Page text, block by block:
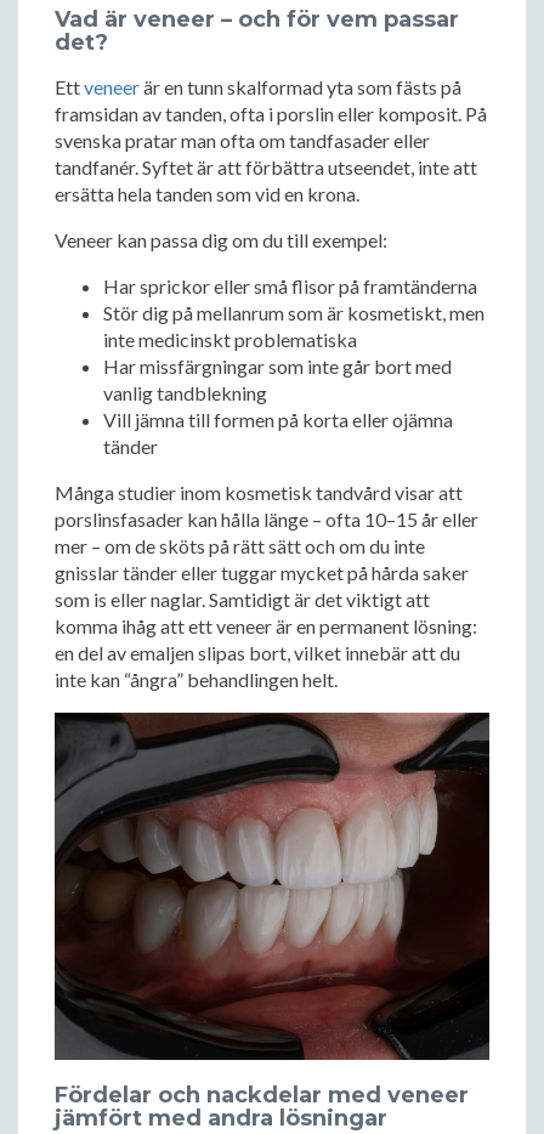
Vad är veneer – och för vem passar
det?
Ettveneerär en tunn skalformad yta som fästs på
framsidan av tanden, ofta i porslin eller komposit. På
svenska pratar man ofta om tandfasader eller
tandfanér. Syftet är att förbättra utseendet, inte att
ersätta hela tanden som vid en krona.
Veneer kan passa dig om du till exempel:
Har sprickor eller små flisor på framtänderna
Stör dig på mellanrum som är kosmetiskt, men
inte medicinskt problematiska
Har missfärgningar som inte går bort med
vanlig tandblekning
Vill jämna till formen på korta eller ojämna
tänder
Många studier inom kosmetisk tandvård visar att
porslinsfasader kan hålla länge – ofta 10–15 år eller
mer – om de sköts på rätt sätt och om du inte
gnisslar tänder eller tuggar mycket på hårda saker
som is eller naglar. Samtidigt är det viktigt att
komma ihåg att ett veneer är en permanent lösning:
en del av emaljen slipas bort, vilket innebär att du
inte kan “ångra” behandlingen helt.
Fördelar och nackdelar med veneer
jämfört med andra lösningar